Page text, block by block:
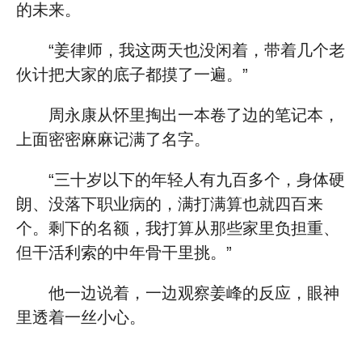
的未来。
“姜律师，我这两天也没闲着，带着几个老
伙计把大家的底子都摸了一遍。”
周永康从怀里掏出一本卷了边的笔记本，
上面密密麻麻记满了名字。
“三十岁以下的年轻人有九百多个，身体硬
朗、没落下职业病的，满打满算也就四百来
个。剩下的名额，我打算从那些家里负担重、
但干活利索的中年骨干里挑。”
他一边说着，一边观察姜峰的反应，眼神
里透着一丝小心。